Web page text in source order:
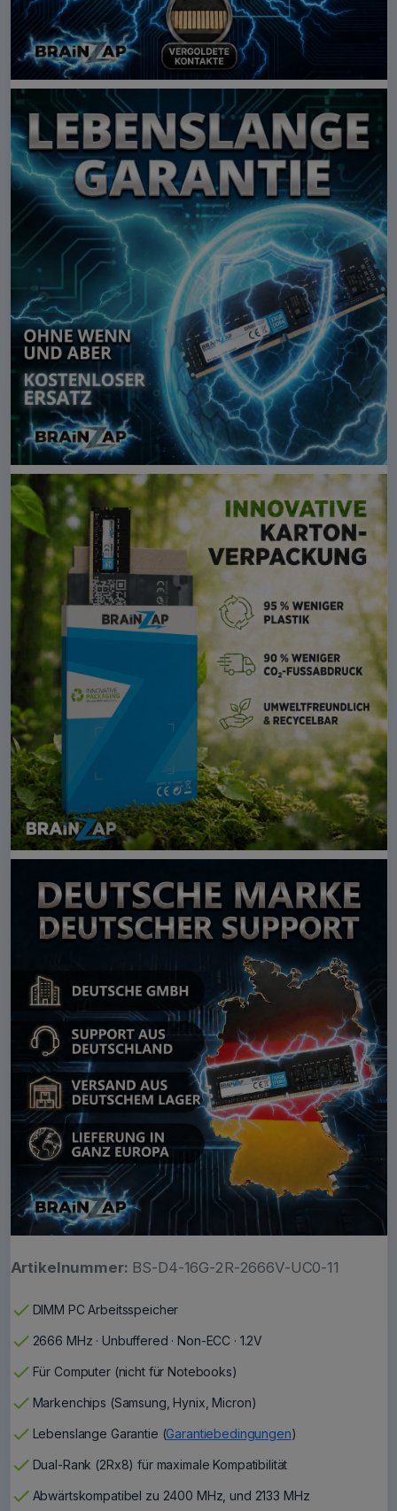
Artikelnummer: BS-D4-16G-2R-2666V-UC0-11
check DIMM PC Arbeitsspeicher
check 2666 MHz · Unbuffered · Non-ECC · 1.2V
check Für Computer (nicht für Notebooks)
check Markenchips (Samsung, Hynix, Micron)
check Lebenslange Garantie (Garantiebedingungen)
check Dual-Rank (2Rx8) für maximale Kompatibilität
check Abwärtskompatibel zu 2400 MHz, und 2133 MHz